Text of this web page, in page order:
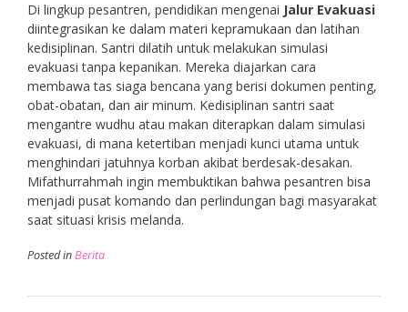
Di lingkup pesantren, pendidikan mengenai Jalur Evakuasi
diintegrasikan ke dalam materi kepramukaan dan latihan
kedisiplinan. Santri dilatih untuk melakukan simulasi
evakuasi tanpa kepanikan. Mereka diajarkan cara
membawa tas siaga bencana yang berisi dokumen penting,
obat-obatan, dan air minum. Kedisiplinan santri saat
mengantre wudhu atau makan diterapkan dalam simulasi
evakuasi, di mana ketertiban menjadi kunci utama untuk
menghindari jatuhnya korban akibat berdesak-desakan.
Mifathurrahmah ingin membuktikan bahwa pesantren bisa
menjadi pusat komando dan perlindungan bagi masyarakat
saat situasi krisis melanda.
Posted inBerita